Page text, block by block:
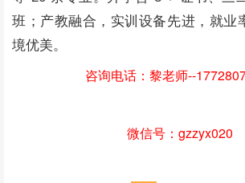
班；产教融合，实训设备先进，就业
境优美。
咨询电话：黎老师--
微信号：gzzyx020